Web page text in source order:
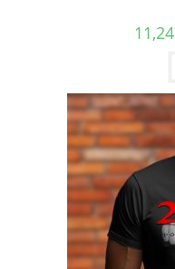
11,24